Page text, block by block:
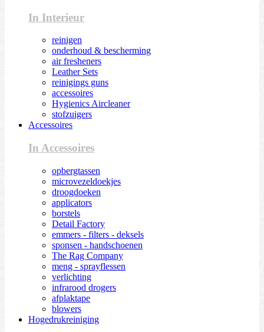
In Interieur
reinigen
onderhoud & bescherming
air fresheners
Leather Sets
reinigings guns
accessoires
Hygienics Aircleaner
stofzuigers
Accessoires
In Accessoires
opbergtassen
microvezeldoekjes
droogdoeken
applicators
borstels
Detail Factory
emmers - filters - deksels
sponsen - handschoenen
The Rag Company
meng - sprayflessen
verlichting
infrarood drogers
afplaktape
blowers
Hogedrukreiniging